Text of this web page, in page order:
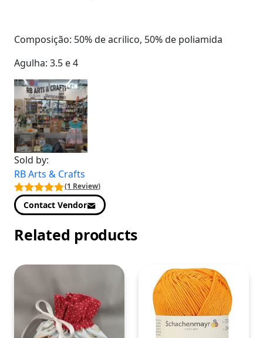
Composição: 50% de acrilico, 50% de poliamida
Agulha: 3.5 e 4
Sold by:
RB Arts & Crafts
(1 Review)
Contact Vendor
Related products